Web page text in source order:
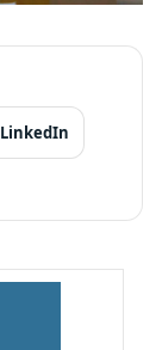
LinkedIn